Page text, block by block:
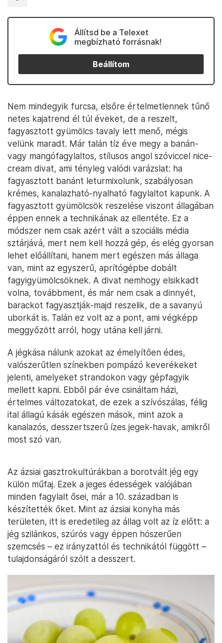
Állítsd be a Telexet
megbízható forrásnak!
Beállítom
Nem mindegyik furcsa, elsőre értelmetlennek tűnő
netes kajatrend él túl éveket, de a reszelt,
fagyasztott gyümölcs tavaly lett menő, mégis
velünk maradt. Már talán tíz éve megy a banán-
vagy mangófagylaltos, stílusos angol szóviccel nice-
cream divat, ami tényleg valódi varázslat: ha
fagyasztott banánt leturmixolunk, szabályosan
krémes, kanalazható-nyalható fagylaltot kapunk. A
fagyasztott gyümölcsök reszelése viszont állagában
éppen ennek a technikának az ellentéte. Ez a
módszer nem csak azért vált a szociális média
sztárjává, mert nem kell hozzá gép, és elég gyorsan
lehet előállítani, hanem mert egészen más állaga
van, mint az egyszerű, aprítógépbe dobált
fagyigyümölcsöknek. A divat nemhogy elsikkadt
volna, továbbment, és már nem csak a dinnyét,
barackot fagyasztják-majd reszelik, de a savanyú
uborkát is. Talán ez volt az a pont, ami végképp
meggyőzött arról, hogy utána kell járni.
A jégkása nálunk azokat az émelyítően édes,
valószerűtlen színekben pompázó keverékeket
jelenti, amelyeket strandokon vagy gépfagyik
mellett kapni. Ebből pár éve csináltam házi,
értelmes változatokat, de ezek a szívószálas, félig
ital állagú kásák egészen mások, mint azok a
kanalazós, desszertszerű ízes jegek-havak, amikről
most szó van.
Az ázsiai gasztrokultúrákban a borotvált jég egy
külön műfaj. Ezek a jeges édességek valójában
minden fagylalt ősei, már a 10. században is
készítették őket. Mint az ázsiai konyha más
területen, itt is eredetileg az állag volt az íz előtt: a
jég szilánkos, szúrós vagy éppen hószerűen
szemcsés – ez irányzattól és technikától függött –
tulajdonságáról szólt a desszert.